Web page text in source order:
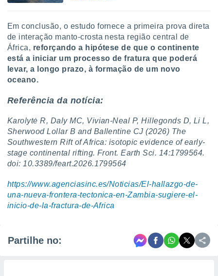
Em conclusão, o estudo fornece a primeira prova direta
de interação manto-crosta nesta região central de
África, reforçando a hipótese de que o continente
está a iniciar um processo de fratura que poderá
levar, a longo prazo, à formação de um novo
oceano.
Referência da notícia:
Karolytė R, Daly MC, Vivian-Neal P, Hillegonds D, Li L,
Sherwood Lollar B and Ballentine CJ (2026) The
Southwestern Rift of Africa: isotopic evidence of early-
stage continental rifting. Front. Earth Sci. 14:1799564.
doi: 10.3389/feart.2026.1799564
https://www.agenciasinc.es/Noticias/El-hallazgo-de-
una-nueva-frontera-tectonica-en-Zambia-sugiere-el-
inicio-de-la-fractura-de-Africa
Partilhe no: